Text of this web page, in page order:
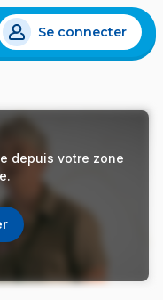
Se connecter
depuis votre zone